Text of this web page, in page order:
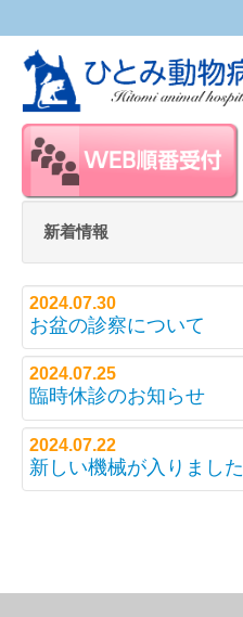
病院案内
交通アクセス
ワンポイントアドバイス
スタッフ紹介
求人・採用情報
新着情報
2024.07.30
お盆の診察について
2024.07.25
臨時休診のお知らせ
2024.07.22
新しい機械が入りました